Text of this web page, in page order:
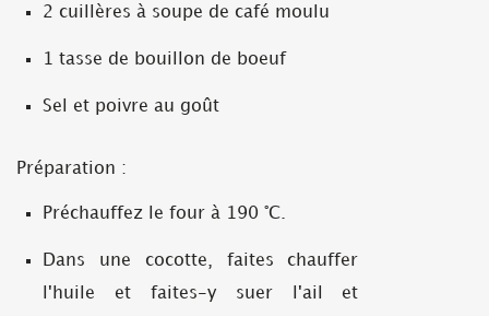
2 cuillères à soupe de café moulu
1 tasse de bouillon de boeuf
Sel et poivre au goût
Préparation :
Préchauffez le four à 190 °C.
Dans une cocotte, faites chauffer
l'huile et faites-y suer l'ail et